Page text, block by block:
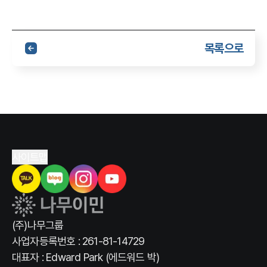
목록으로
(주)나무그룹
사업자등록번호 : 261-81-14729
대표자 : Edward Park (에드워드 박)